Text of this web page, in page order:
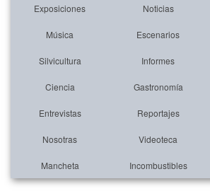
Exposiciones Noticias
Música Escenarios
Silvicultura Informes
Ciencia Gastronomía
Entrevistas Reportajes
Nosotras Videoteca
Mancheta Incombustibles